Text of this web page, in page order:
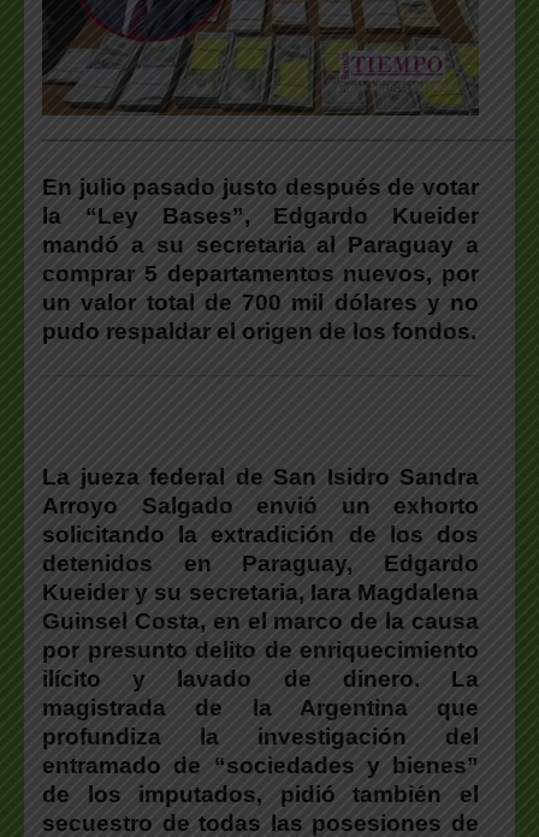
En julio pasado justo después de votar
la “Ley Bases”, Edgardo Kueider
mandó a su secretaria al Paraguay a
comprar 5 departamentos nuevos, por
un valor total de 700 mil dólares y no
pudo respaldar el origen de los fondos.
La jueza federal de San Isidro Sandra
Arroyo Salgado envió un exhorto
solicitando la extradición de los dos
detenidos en Paraguay, Edgardo
Kueider y su secretaria, Iara Magdalena
Guinsel Costa, en el marco de la causa
por presunto delito de enriquecimiento
ilícito y lavado de dinero. La
magistrada de la Argentina que
profundiza la investigación del
entramado de “sociedades y bienes”
de los imputados, pidió también el
secuestro de todas las posesiones de